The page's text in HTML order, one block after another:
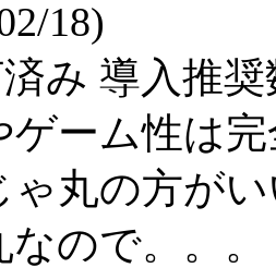
18)
み 導入推
ゲーム性は
ゃ丸の方が
ので。。。